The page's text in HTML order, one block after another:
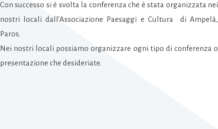
Con successo si è svolta la conferenza che è stata organizzata nei
nostri locali dall’Associazione Paesaggi e Cultura di Ampelà,
Paros.
Nei nostri locali possiamo organizzare ogni tipo di conferenza o
presentazione che desideriate.